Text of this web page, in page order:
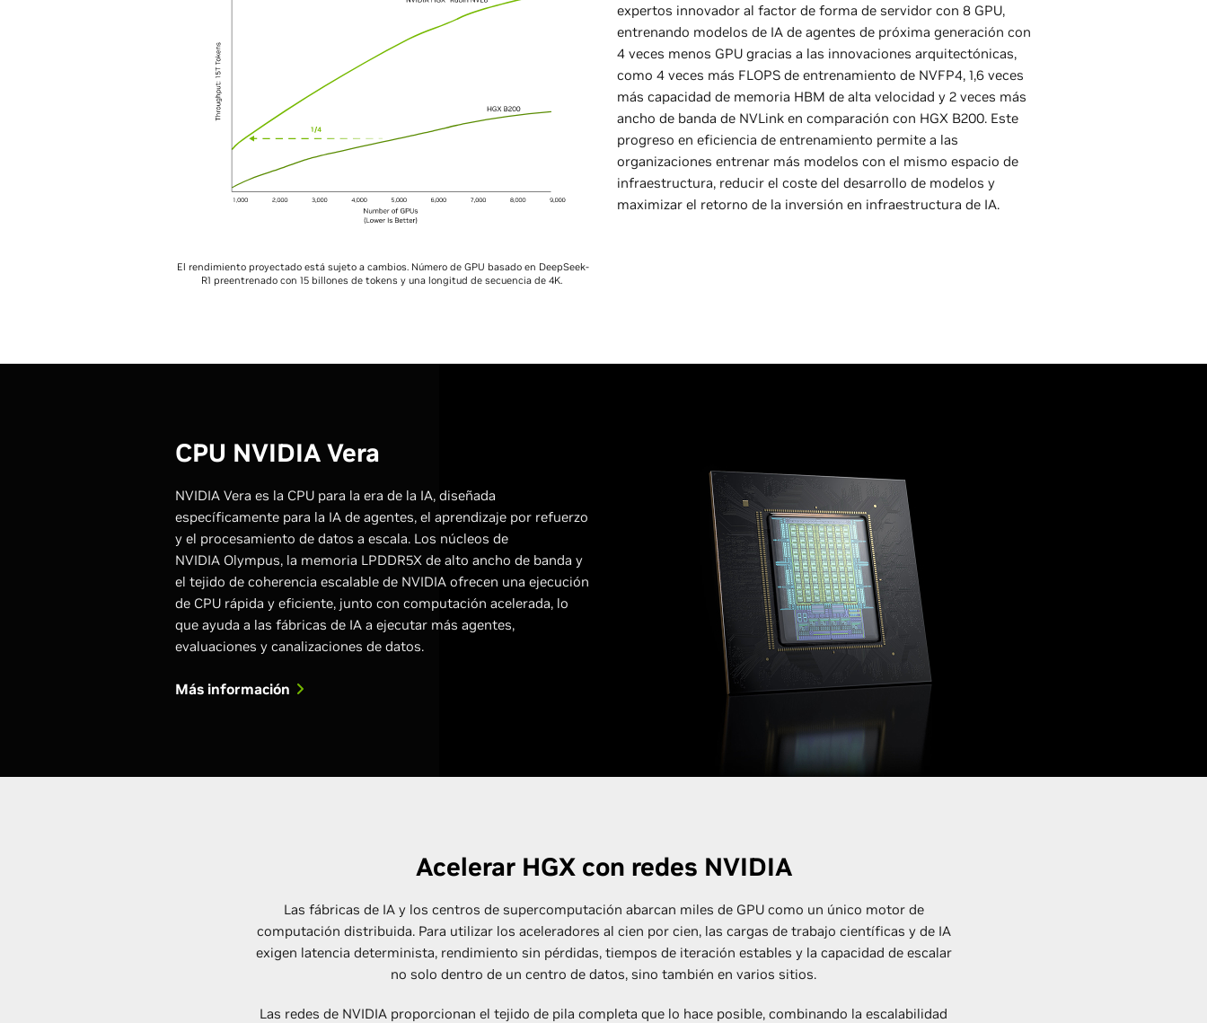
El rendimiento proyectado está sujeto a cambios. Número de GPU basado en DeepSeek-
R1 preentrenado con 15 billones de tokens y una longitud de secuencia de 4K.
expertos innovador al factor de forma de servidor con 8 GPU,
entrenando modelos de IA de agentes de próxima generación con
4 veces menos GPU gracias a las innovaciones arquitectónicas,
como 4 veces más FLOPS de entrenamiento de NVFP4, 1,6 veces
más capacidad de memoria HBM de alta velocidad y 2 veces más
ancho de banda de NVLink en comparación con HGX B200. Este
progreso en eficiencia de entrenamiento permite a las
organizaciones entrenar más modelos con el mismo espacio de
infraestructura, reducir el coste del desarrollo de modelos y
maximizar el retorno de la inversión en infraestructura de IA.
CPU NVIDIA Vera
NVIDIA Vera es la CPU para la era de la IA, diseñada
específicamente para la IA de agentes, el aprendizaje por refuerzo
y el procesamiento de datos a escala. Los núcleos de
NVIDIA Olympus, la memoria LPDDR5X de alto ancho de banda y
el tejido de coherencia escalable de NVIDIA ofrecen una ejecución
de CPU rápida y eficiente, junto con computación acelerada, lo
que ayuda a las fábricas de IA a ejecutar más agentes,
evaluaciones y canalizaciones de datos.
Más información
Acelerar HGX con redes NVIDIA
Las fábricas de IA y los centros de supercomputación abarcan miles de GPU como un único motor de
computación distribuida. Para utilizar los aceleradores al cien por cien, las cargas de trabajo científicas y de IA
exigen latencia determinista, rendimiento sin pérdidas, tiempos de iteración estables y la capacidad de escalar
no solo dentro de un centro de datos, sino también en varios sitios.
Las redes de NVIDIA proporcionan el tejido de pila completa que lo hace posible, combinando la escalabilidad